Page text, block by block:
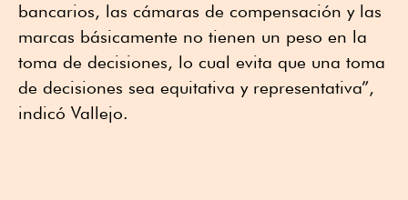
bancarios, las cámaras de compensación y las
marcas básicamente no tienen un peso en la
toma de decisiones, lo cual evita que una toma
de decisiones sea equitativa y representativa”,
indicó Vallejo.